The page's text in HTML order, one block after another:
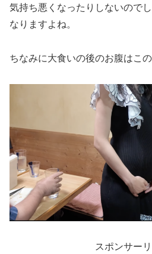
気持ち悪くなったりしないので
なりますよね。
ちなみに大食いの後のお腹はこ
スポンサー